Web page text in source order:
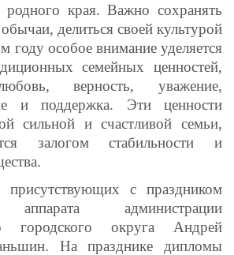
родного края. Важно сохранять
делиться своей культурой
году особое внимание уделяется
семейных ценностей,
верность, уважение,
и поддержка. Эти ценности
сильной и счастливой семьи,
залогом стабильности и
присутствующих с праздником
аппарата администрации
городского округа Андрей
На празднике дипломы